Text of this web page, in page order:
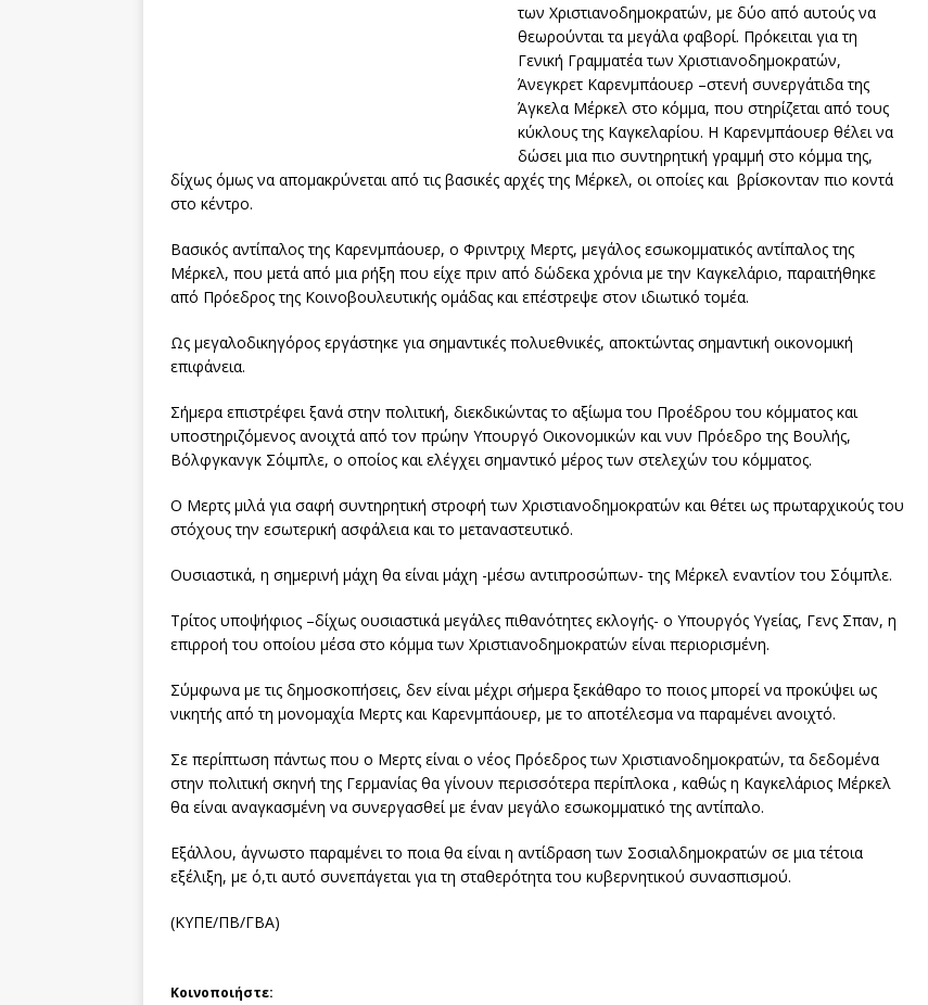
των Χριστιανοδημοκρατών, με δύο από αυτούς να
θεωρούνται τα μεγάλα φαβορί. Πρόκειται για τη
Γενική Γραμματέα των Χριστιανοδημοκρατών,
Άνεγκρετ Καρενμπάουερ –στενή συνεργάτιδα της
Άγκελα Μέρκελ στο κόμμα, που στηρίζεται από τους
κύκλους της Καγκελαρίου. Η Καρενμπάουερ θέλει να
δώσει μια πιο συντηρητική γραμμή στο κόμμα της,
δίχως όμως να απομακρύνεται από τις βασικές αρχές της Μέρκελ, oι οποίες και βρίσκονταν πιο κοντά
στο κέντρο.
Βασικός αντίπαλος της Καρενμπάουερ, ο Φριντριχ Μερτς, μεγάλος εσωκομματικός αντίπαλος της
Μέρκελ, που μετά από μια ρήξη που είχε πριν από δώδεκα χρόνια με την Καγκελάριο, παραιτήθηκε
από Πρόεδρος της Κοινοβουλευτικής ομάδας και επέστρεψε στον ιδιωτικό τομέα.
Ως μεγαλοδικηγόρος εργάστηκε για σημαντικές πολυεθνικές, αποκτώντας σημαντική οικονομική
επιφάνεια.
Σήμερα επιστρέφει ξανά στην πολιτική, διεκδικώντας το αξίωμα του Προέδρου του κόμματος και
υποστηριζόμενος ανοιχτά από τον πρώην Υπουργό Οικονομικών και νυν Πρόεδρο της Βουλής,
Βόλφγκανγκ Σόιμπλε, ο οποίος και ελέγχει σημαντικό μέρος των στελεχών του κόμματος.
Ο Μερτς μιλά για σαφή συντηρητική στροφή των Χριστιανοδημοκρατών και θέτει ως πρωταρχικούς του
στόχους την εσωτερική ασφάλεια και το μεταναστευτικό.
Ουσιαστικά, η σημερινή μάχη θα είναι μάχη -μέσω αντιπροσώπων- της Μέρκελ εναντίον του Σόιμπλε.
Τρίτος υποψήφιος –δίχως ουσιαστικά μεγάλες πιθανότητες εκλογής- ο Υπουργός Υγείας, Γενς Σπαν, η
επιρροή του οποίου μέσα στο κόμμα των Χριστιανοδημοκρατών είναι περιορισμένη.
Σύμφωνα με τις δημοσκοπήσεις, δεν είναι μέχρι σήμερα ξεκάθαρο το ποιος μπορεί να προκύψει ως
νικητής από τη μονομαχία Μερτς και Καρενμπάουερ, με το αποτέλεσμα να παραμένει ανοιχτό.
Σε περίπτωση πάντως που ο Μερτς είναι ο νέος Πρόεδρος των Χριστιανοδημοκρατών, τα δεδομένα
στην πολιτική σκηνή της Γερμανίας θα γίνουν περισσότερα περίπλοκα , καθώς η Καγκελάριος Μέρκελ
θα είναι αναγκασμένη να συνεργασθεί με έναν μεγάλο εσωκομματικό της αντίπαλο.
Εξάλλου, άγνωστο παραμένει το ποια θα είναι η αντίδραση των Σοσιαλδημοκρατών σε μια τέτοια
εξέλιξη, με ό,τι αυτό συνεπάγεται για τη σταθερότητα του κυβερνητικού συνασπισμού.
(ΚΥΠΕ/ΠΒ/ΓΒΑ)
Κοινοποιήστε: